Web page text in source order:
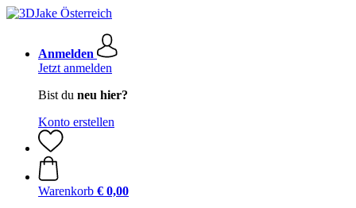
Anmelden
Jetzt anmelden
Bist du neu hier?
Konto erstellen
Warenkorb € 0,00